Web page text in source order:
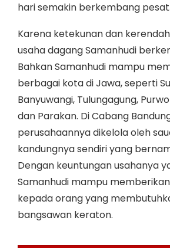
hari semakin berkembang pesat.
Karena ketekunan dan
usaha dagang Samanhudi
Bahkan Samanhudi mampu
berbagai kota di Jawa, seperti
Banyuwangi, Tulungagung,
dan Parakan. Di Cabang
perusahaannya dikelola oleh
kandungnya sendiri yang
Dengan keuntungan usahanya
Samanhudi mampu
kepada orang yang
bangsawan keraton.